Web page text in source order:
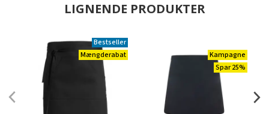
LIGNENDE PRODUKTER
Bestseller
Mængderabat
Kampagne
Spar 25%